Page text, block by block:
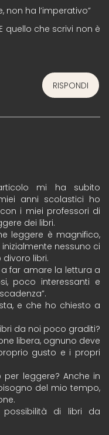
non ha l’imperativo”
quello che scrivi non è
RISPONDI
mi ha subito
anni scolastici ho
i miei professori di
dei libri.
leggere è magnifico,
nessuno ci
libri.
far amare la lettura a
poco interessanti e
e che ho chiesto a
da noi poco graditi?
libera, ognuno deve
gusto e i propri
leggere? Anche in
del mio tempo,
di libri da